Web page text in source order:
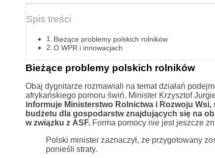
Spis treści
Bieżące problemy polskich rolników
O WPR i innowacjach
Bieżące problemy polskich rolników
Obaj dygnitarze rozmawiali na temat działań
afrykańskiego pomoru świń. Minister Krzysztof
informuje Ministerstwo Rolnictwa i Rozwoju
budżetu dla gospodarstw znajdujących się na
w związku z ASF.Forma pomocy nie jest jeszcze
Polski minister zaznaczył, że przygotowany
ponieśli straty.